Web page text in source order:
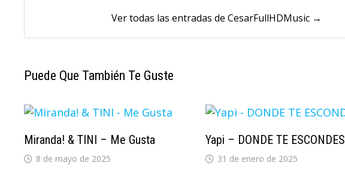
Ver todas las entradas de CesarFullHDMusic →
Puede Que También Te Guste
Miranda! & TINI – Me Gusta
8 de mayo de 2025
Yapi – DONDE TE ESCONDES
31 de enero de 2025